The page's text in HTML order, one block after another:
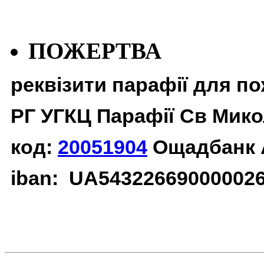
ПОЖЕРТВА
реквізити парафії для
РГ УГКЦ Парафії Св
код: 20051904 Ощадбанк
iban: